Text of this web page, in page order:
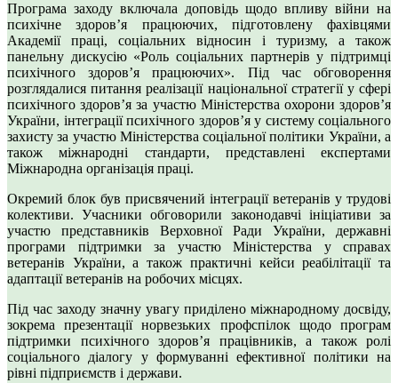
Програма заходу включала доповідь щодо впливу війни на
психічне здоров’я працюючих, підготовлену фахівцями
Академії праці, соціальних відносин і туризму, а також
панельну дискусію «Роль соціальних партнерів у підтримці
психічного здоров’я працюючих». Під час обговорення
розглядалися питання реалізації національної стратегії у сфері
психічного здоров’я за участю Міністерства охорони здоров’я
України, інтеграції психічного здоров’я у систему соціального
захисту за участю Міністерства соціальної політики України, а
також міжнародні стандарти, представлені експертами
Міжнародна організація праці.
Окремий блок був присвячений інтеграції ветеранів у трудові
колективи. Учасники обговорили законодавчі ініціативи за
участю представників Верховної Ради України, державні
програми підтримки за участю Міністерства у справах
ветеранів України, а також практичні кейси реабілітації та
адаптації ветеранів на робочих місцях.
Під час заходу значну увагу приділено міжнародному досвіду,
зокрема презентації норвезьких профспілок щодо програм
підтримки психічного здоров’я працівників, а також ролі
соціального діалогу у формуванні ефективної політики на
рівні підприємств і держави.